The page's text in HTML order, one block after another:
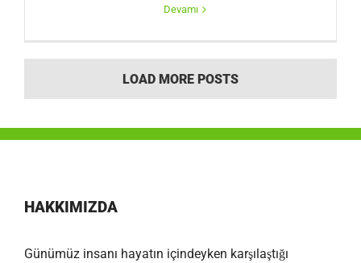
Devamı
LOAD MORE POSTS
HAKKIMIZDA
Günümüz insanı hayatın içindeyken karşılaştığı